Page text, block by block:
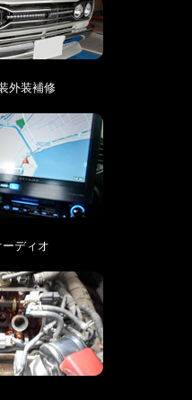
外装補修
ディオ